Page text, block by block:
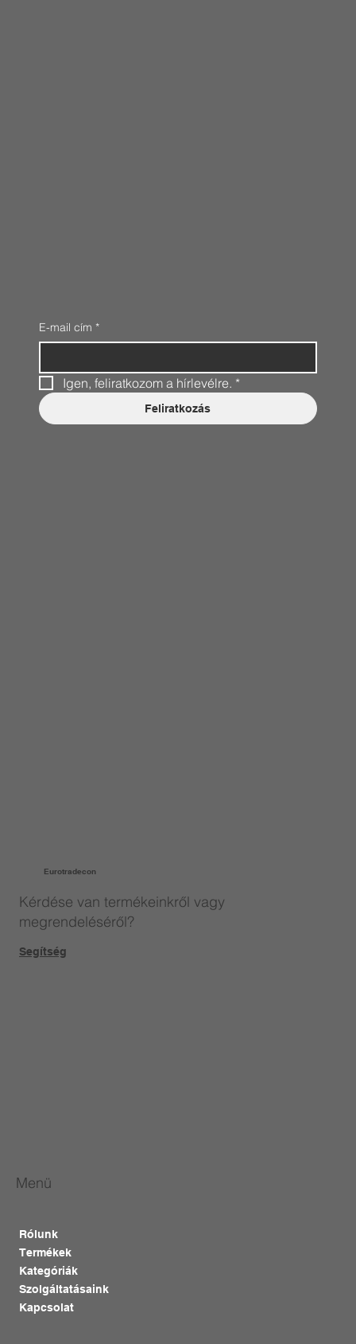
Eurotradecon
Kérdése van termékeinkről vagy
megrendeléséről?
Segítség
E-mail cím *
Igen, feliratkozom a hírlevélre. *
Feliratkozás
Menü
Rólunk
Termékek
Kategóriák
Szolgáltatásaink
Kapcsolat